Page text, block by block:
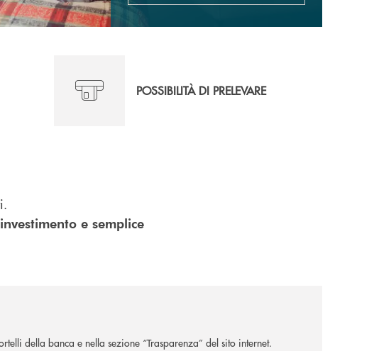
POSSIBILITÀ DI PRELEVARE
e semplice
della banca e nella sezione “Trasparenza” del sito internet.